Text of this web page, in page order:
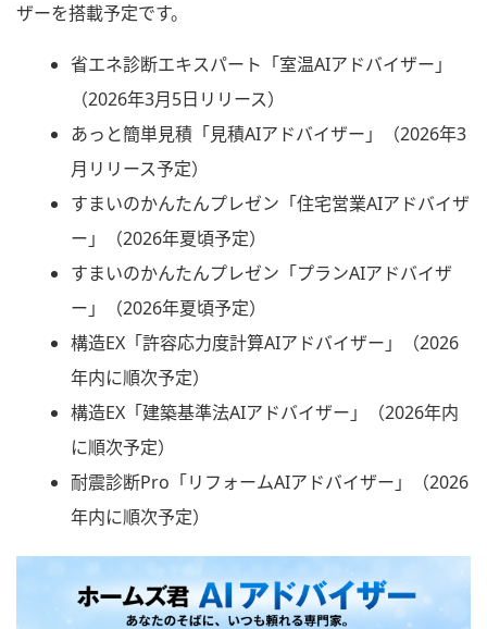
ザーを搭載予定です。
省エネ診断エキスパート「室温AIアドバイザー」
（2026年3月5日リリース）
あっと簡単見積「見積AIアドバイザー」（2026年3
月リリース予定）
すまいのかんたんプレゼン「住宅営業AIアドバイザ
ー」（2026年夏頃予定）
すまいのかんたんプレゼン「プランAIアドバイザ
ー」（2026年夏頃予定）
構造EX「許容応力度計算AIアドバイザー」（2026
年内に順次予定）
構造EX「建築基準法AIアドバイザー」（2026年内
に順次予定）
耐震診断Pro「リフォームAIアドバイザー」（2026
年内に順次予定）